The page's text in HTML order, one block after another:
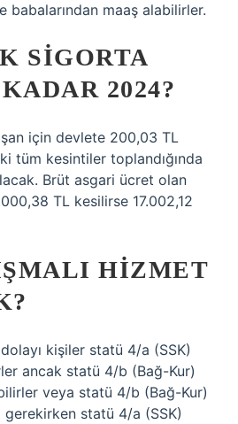
babalarından maaş alabilirler.
SIGORTA
2024?
için devlete 200,03 TL
tüm kesintiler toplandığında
Brüt asgari ücret olan
TL kesilirse 17.002,12
HIZMET
kişiler statü 4/a (SSK)
ancak statü 4/b (Bağ-Kur)
veya statü 4/b (Bağ-Kur)
statü 4/a (SSK)